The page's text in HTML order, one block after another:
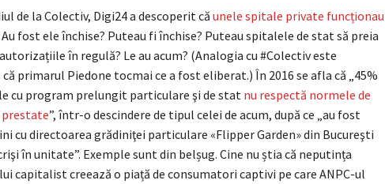
de la Colectiv, Digi24 a descoperit căunele spitale private funcționau
Au fost ele închise? Puteau fi închise? Puteau spitalele de stat să preia
în regulă? Le au acum? (Analogia cu #Colectiv este
primarul Piedone tocmai ce a fost eliberat.) În 2016 se afla că „45%
cu program prelungit particulare şi de stat nu respectă normele de
”, într-o descindere de tipul celei de acum, după ce „au fost
cu directoarea grădiniţei particulare «Flipper Garden» din Bucureşti
în unitate”. Exemple sunt din belșug. Cine nu știa că neputința
capitalist creează o piață de consumatori captivi pe care ANPC-ul